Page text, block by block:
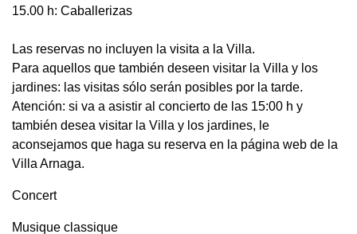
15.00 h: Caballerizas
Las reservas no incluyen la visita a la Villa.
Para aquellos que también deseen visitar la Villa y los
jardines: las visitas sólo serán posibles por la tarde.
Atención: si va a asistir al concierto de las 15:00 h y
también desea visitar la Villa y los jardines, le
aconsejamos que haga su reserva en la página web de la
Villa Arnaga.
Concert
Musique classique